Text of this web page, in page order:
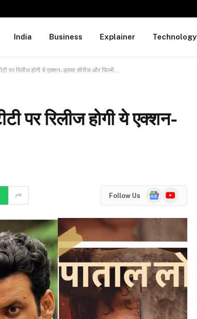
India Business Explainer Technology
रिलीज होगी ये एक्शन-ड्रामा सीरीज और फिल्में…
पर रिलीज होगी ये एक्शन-
Follow Us
GoogleYouTube